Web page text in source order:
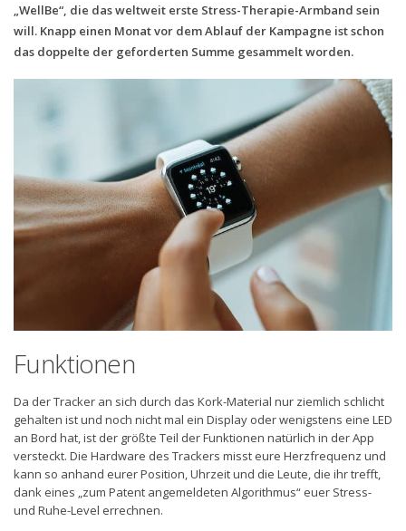
Datentarife
o2
Smartphonetarife
Flatrate-Prepaidtarife
Mobilfunk-Vergleichsrechner
Mobilfunk-Tarifrechner
Flatrate-Datentarife
„WellBe“, die das weltweit erste Stress-Therapie-Armband sein
will. Knapp einen Monat vor dem Ablauf der Kampagne ist schon
das doppelte der geforderten Summe gesammelt worden.
Funktionen
Da der Tracker an sich durch das Kork-Material nur ziemlich schlicht
gehalten ist und noch nicht mal ein Display oder wenigstens eine LED
an Bord hat, ist der größte Teil der Funktionen natürlich in der App
versteckt. Die Hardware des Trackers misst eure Herzfrequenz und
kann so anhand eurer Position, Uhrzeit und die Leute, die ihr trefft,
dank eines „zum Patent angemeldeten Algorithmus“ euer Stress-
und Ruhe-Level errechnen.